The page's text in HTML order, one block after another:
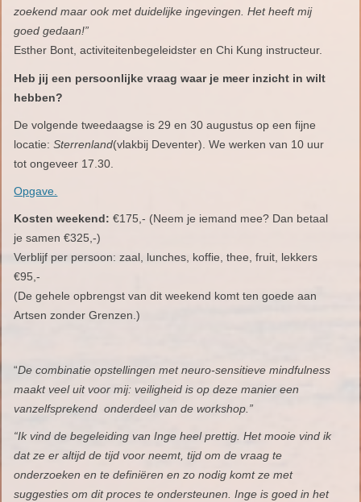
zoekend maar ook met duidelijke ingevingen.Het heeft mij
goed gedaan!”
Esther Bont, activiteitenbegeleidster en Chi Kung instructeur.
Heb jij een persoonlijke vraag waar je meer inzicht in wilt
hebben?
De volgende tweedaagse is 29 en 30 augustus op een fijne
locatie:Sterrenland(vlakbij Deventer). We werken van 10 uur
tot ongeveer 17.30.
Opgave.
Kosten weekend: €175,- (Neem je iemand mee? Dan betaal
je samen €325,-)
Verblijf per persoon: zaal, lunches, koffie, thee, fruit, lekkers
€95,-
(De gehele opbrengst van dit weekend komt ten goede aan
Artsen zonder Grenzen.)
“De combinatie opstellingen met neuro-sensitieve mindfulness
maakt veel uit voor mij: veiligheid is op deze manier een
vanzelfsprekend onderdeel van de workshop.”
“Ik vind de begeleiding van Inge heel prettig. Het mooie vind ik
dat ze er altijd de tijd voor neemt, tijd om de vraag te
onderzoeken en te definiëren en zo nodig komt ze met
suggesties om dit proces te ondersteunen. Inge is goed in het